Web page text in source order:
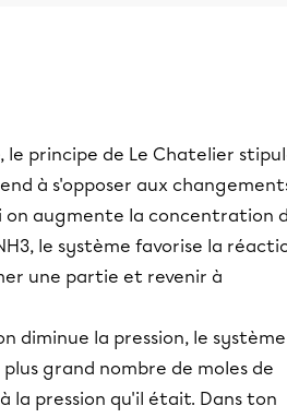
le principe de Le Chatelier
à s'opposer aux
on augmente la concentration
le système favorise la
une partie et revenir à
diminue la pression, le système
grand nombre de moles de
la pression qu'il était. Dans ton